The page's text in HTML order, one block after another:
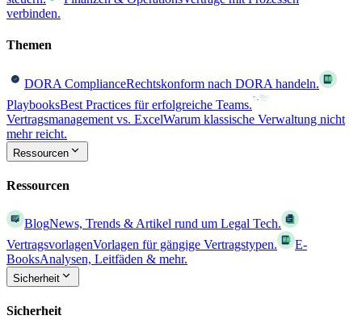
verbinden.
Themen
DORA ComplianceRechtskonform nach DORA handeln.
PlaybooksBest Practices für erfolgreiche Teams.
Vertragsmanagement vs. ExcelWarum klassische Verwaltung nicht
mehr reicht.
Ressourcen
Ressourcen
BlogNews, Trends & Artikel rund um Legal Tech.
VertragsvorlagenVorlagen für gängige Vertragstypen.
E-
BooksAnalysen, Leitfäden & mehr.
Sicherheit
Sicherheit